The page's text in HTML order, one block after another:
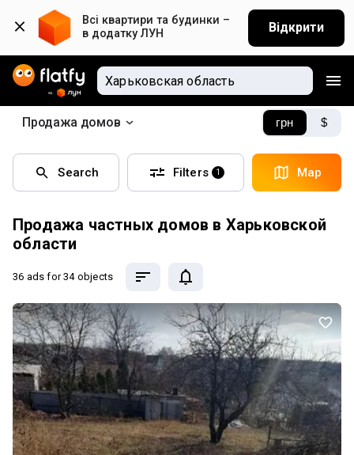
Всі квартири та будинки –
в додатку ЛУН
Відкрити
Продажа домов грн $
Search Filters 1 Map
Продажа частных домов в Харьковской
области
36 ads for 34 objects